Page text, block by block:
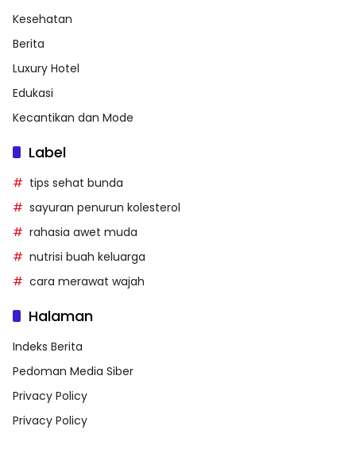
Kesehatan
Berita
Luxury Hotel
Edukasi
Kecantikan dan Mode
Label
tips sehat bunda
sayuran penurun kolesterol
rahasia awet muda
nutrisi buah keluarga
cara merawat wajah
Halaman
Indeks Berita
Pedoman Media Siber
Privacy Policy
Privacy Policy